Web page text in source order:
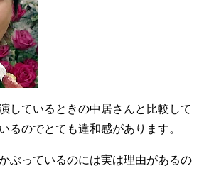
しているときの中居さんと比較して
るのでとても違和感があります。
ぶっているのには実は理由があるの